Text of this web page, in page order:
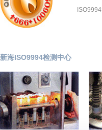
新海ISO9994检测中心